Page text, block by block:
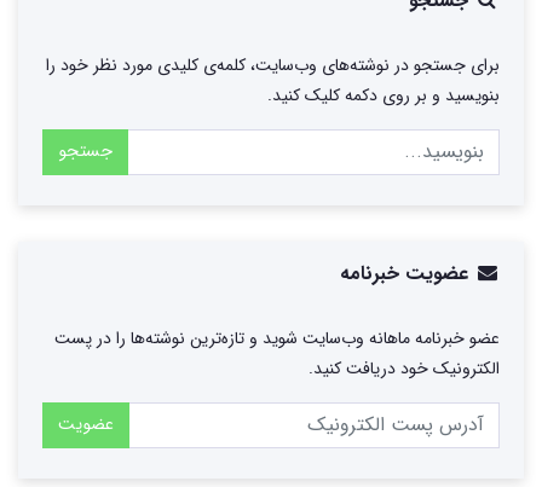
برای جستجو در نوشته‌های وب‌سایت، کلمه‌ی کلیدی مورد نظر خود را
بنویسید و بر روی دکمه کلیک کنید.
جستجو
عضویت خبرنامه
عضو خبرنامه ماهانه وب‌سایت شوید و تازه‌ترین نوشته‌ها را در پست
الکترونیک خود دریافت کنید.
عضویت